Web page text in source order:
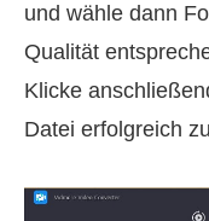
und wähle dann
Qualität
Klicke
Datei erfolgreich